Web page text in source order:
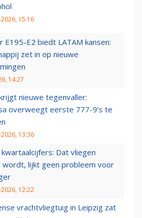
15:16
E195-E2 biedt LATAM kansen:
zet in op nieuwe
14:27
nieuwe tegenvaller:
overweegt eerste 777-9’s te
13:36
kwartaalcijfers: Dat vliegen
wordt, lijkt geen probleem voor
12:22
vrachtvliegtuig in Leipzig zat